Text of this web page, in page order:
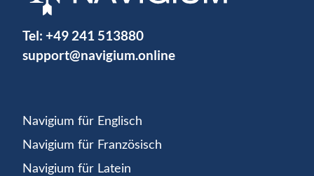
Tel: +49 241 513880
support@navigium.online
Navigium für Englisch
Navigium für Französisch
Navigium für Latein